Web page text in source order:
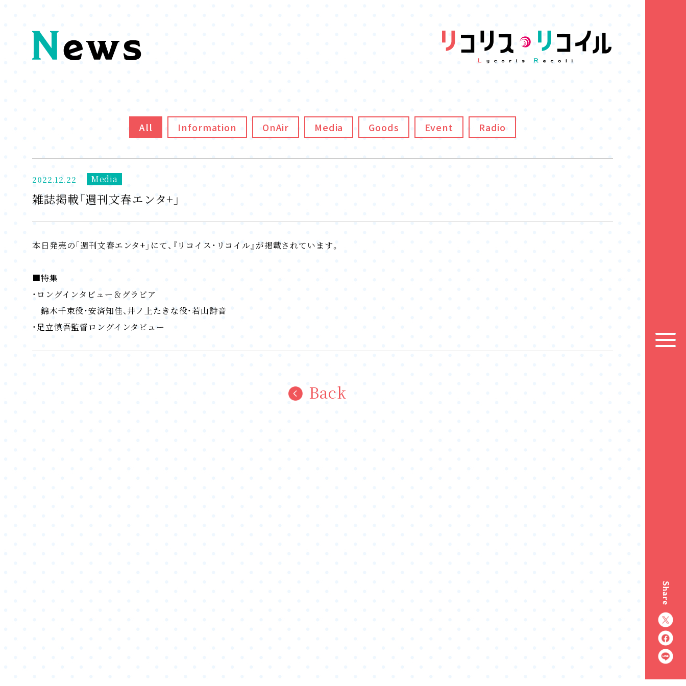
All Information OnAir Media Goods Event Radio
2022.12.22 Media
雑誌掲載「週刊文春エンタ+」
本日発売の「週刊文春エンタ+」にて、『リコイス・リコイル』が掲載されています。
■特集
・ロングインタビュー＆グラビア
錦木千束役・安済知佳、井ノ上たきな役・若山詩音
・足立慎吾監督ロングインタビュー
Back